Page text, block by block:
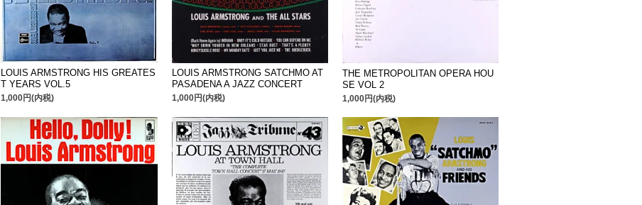
LOUIS ARMSTRONG HIS GREATES
T YEARS VOL.5
1,000円(内税)
LOUIS ARMSTRONG SATCHMO AT
PASADENA A JAZZ CONCERT
1,000円(内税)
THE METROPOLITAN OPERA HOU
SE VOL 2
1,000円(内税)